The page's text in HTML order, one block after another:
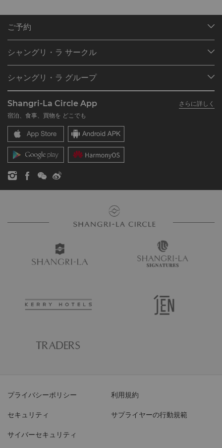
ご予約
ご予約の検索
レストラン＆バー
シャングリ・ラ サークル
シャングリ・ラ サークルに入会
よくあるお問合せや質問
SLCに関するお問い合わせ
シャングリ・ラ グループ
シャングリ・ラ ブランド
シャングリ・ラ センター
レジデンス
お問い合わせ
採用情報
企業の社会的責任
ニュース
Shangri-La Circle App
さらに詳しく
宿泊、食事、買物を どこでも
プライバシーポリシー 利用規約
セキュリティ サプライヤーの行動規範
サイバーセキュリティ